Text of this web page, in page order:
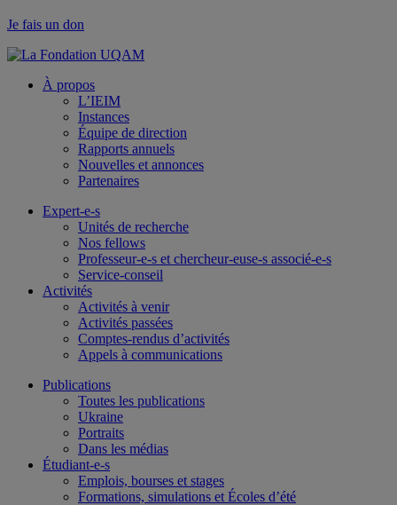
Je fais un don
À propos
L’IEIM
Instances
Équipe de direction
Rapports annuels
Nouvelles et annonces
Partenaires
Expert-e-s
Unités de recherche
Nos fellows
Professeur-e-s et chercheur-euse-s associé-e-s
Service-conseil
Activités
Activités à venir
Activités passées
Comptes-rendus d’activités
Appels à communications
Publications
Toutes les publications
Ukraine
Portraits
Dans les médias
Étudiant-e-s
Emplois, bourses et stages
Formations, simulations et Écoles d’été